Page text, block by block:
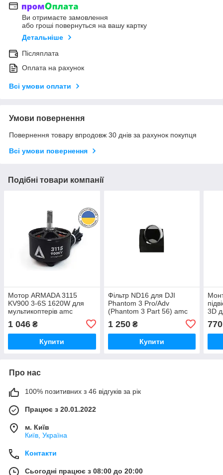
Ви отримаєте замовлення
або гроші повернуться на вашу картку
Детальніше
Післяплата
Оплата на рахунок
Всі умови оплати
Умови повернення
Повернення товару впродовж 30 днів за рахунок покупця
Всі умови повернення
Подібні товари компанії
Мотор ARMADA 3115
KV900 3-6S 1620W для
мультикоптерів amc
1 046 ₴
Купити
Фільтр ND16 для DJI
Phantom 3 Pro/Adv
(Phantom 3 Part 56) amc
1 250₴
Купити
3D
770
Про нас
100% позитивних з 46 відгуків за рік
Працює з 20.01.2022
м. Київ
Київ, Україна
Контакти
Сьогодні працює з 08:00 до 20:00